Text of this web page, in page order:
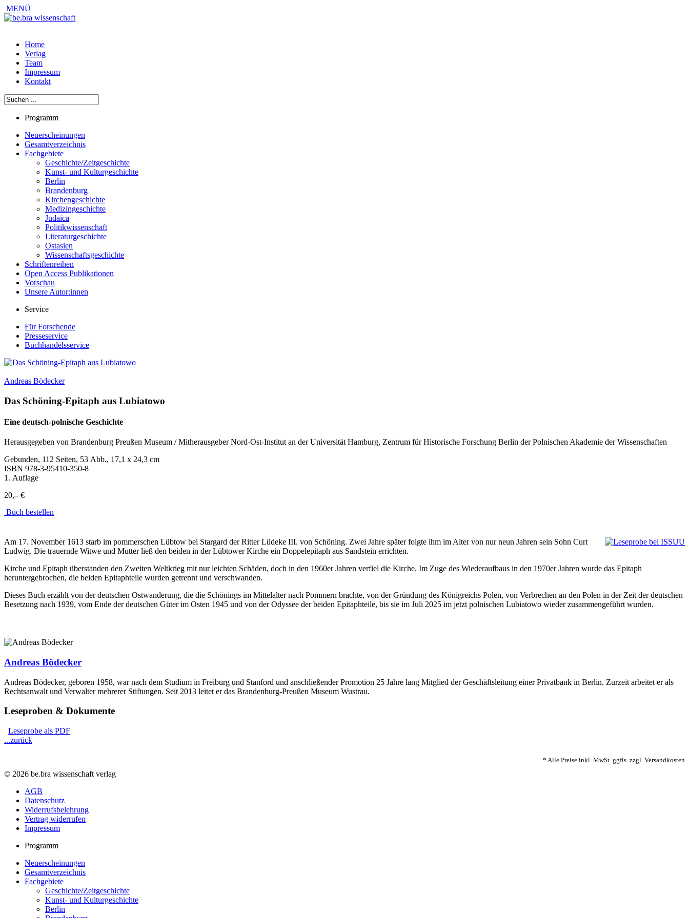
MENÜ
Home
Verlag
Team
Impressum
Kontakt
Programm
Neuerscheinungen
Gesamtverzeichnis
Fachgebiete
Geschichte/Zeitgeschichte
Kunst- und Kulturgeschichte
Berlin
Brandenburg
Kirchengeschichte
Medizingeschichte
Judaica
Politikwissenschaft
Literaturgeschichte
Ostasien
Wissenschaftsgeschichte
Schriftenreihen
Open Access Publikationen
Vorschau
Unsere Autor:innen
Service
Für Forschende
Presseservice
Buchhandelsservice
Andreas Bödecker
Das Schöning-Epitaph aus Lubiatowo
Eine deutsch-polnische Geschichte
Herausgegeben von Brandenburg Preußen Museum / Mitherausgeber Nord-Ost-Institut an der Universität Hamburg, Zentrum für Historische Forschung Berlin der Polnischen Akademie der Wissenschaften
Gebunden, 112 Seiten, 53 Abb., 17,1 x 24,3 cm
ISBN 978-3-95410-350-8
1. Auflage
20,– €
Buch bestellen
Am 17. November 1613 starb im pommerschen Lübtow bei Stargard der Ritter Lüdeke III. von Schöning. Zwei Jahre später folgte ihm im Alter von nur neun Jahren sein Sohn Curt
Ludwig. Die trauernde Witwe und Mutter ließ den beiden in der Lübtower Kirche ein Doppelepitaph aus Sandstein errichten.
Kirche und Epitaph überstanden den Zweiten Weltkrieg mit nur leichten Schäden, doch in den 1960er Jahren verfiel die Kirche. Im Zuge des Wiederaufbaus in den 1970er Jahren wurde das Epitaph
heruntergebrochen, die beiden Epitaphteile wurden getrennt und verschwanden.
Dieses Buch erzählt von der deutschen Ostwanderung, die die Schönings im Mittelalter nach Pommern brachte, von der Gründung des Königreichs Polen, von Verbrechen an den Polen in der Zeit der deutschen
Besetzung nach 1939, vom Ende der deutschen Güter im Osten 1945 und von der Odyssee der beiden Epitaphteile, bis sie im Juli 2025 im jetzt polnischen Lubiatowo wieder zusammengeführt wurden.
Andreas Bödecker
Andreas Bödecker, geboren 1958, war nach dem Studium in Freiburg und Stanford und anschließender Promotion 25 Jahre lang Mitglied der Geschäftsleitung einer Privatbank in Berlin. Zurzeit arbeitet er als
Rechtsanwalt und Verwalter mehrerer Stiftungen. Seit 2013 leitet er das Brandenburg-Preußen Museum Wustrau.
Leseproben & Dokumente
Leseprobe als PDF
...zurück
* Alle Preise inkl. MwSt. ggfls. zzgl. Versandkosten
© 2026 be.bra wissenschaft verlag
AGB
Datenschutz
Widerrufsbelehrung
Vertrag widerrufen
Impressum
Programm
Neuerscheinungen
Gesamtverzeichnis
Fachgebiete
Geschichte/Zeitgeschichte
Kunst- und Kulturgeschichte
Berlin